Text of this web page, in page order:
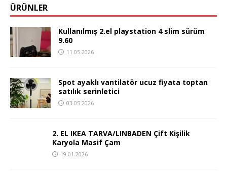
ÜRÜNLER
Kullanılmış 2.el playstation 4 slim sürüm
9.60
11.05.2026
Spot ayaklı vantilatör ucuz fiyata toptan
satılık serinletici
03.05.2026
2. EL IKEA TARVA/LINBADEN Çift Kişilik
Karyola Masif Çam
19.01.2026